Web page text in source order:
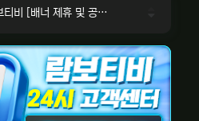
⛔람보티비 [배너 제휴 및 공식 입점 문의 안내]
⛔람보티비 [정회원 등급UP! 안내사항]
⛔람보티비 [채팅방 이용시 주의사항]
⛔람보티비 [공식보증업체 안내]